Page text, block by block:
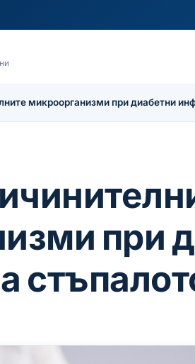
микроорганизми при диабетни
при